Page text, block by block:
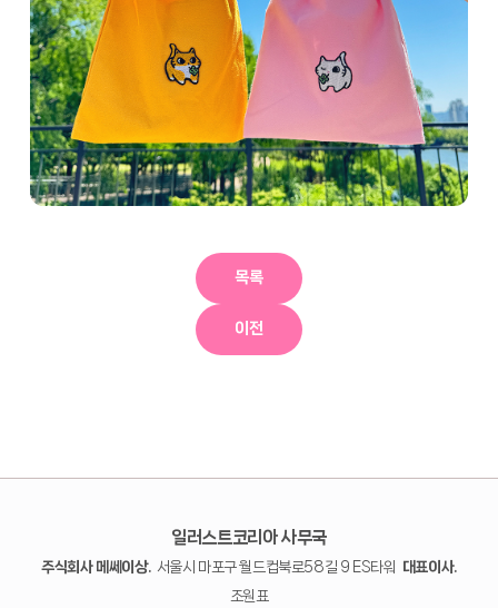
목록
이전
일러스트코리아 사무국
주식회사 메쎄이상.서울시 마포구 월드컵북로58길 9 ES타워
대표이사.
조원표